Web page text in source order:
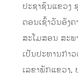
ປະຊາຊົນແຂວງ
ຕອນເຊົ້າວັນອັງ
ສະໂມສອນ ສະພ
ເປັນປະທານກ່າ
ເລຂາພັກແຂວງ,